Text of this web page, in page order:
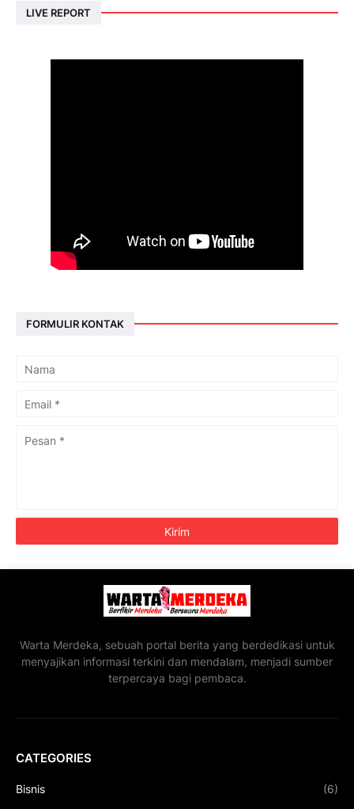
LIVE REPORT
FORMULIR KONTAK
Warta Merdeka, sebuah portal berita yang berdedikasi untuk
menyajikan informasi terkini dan mendalam, menjadi sumber
terpercaya bagi pembaca.
CATEGORIES
Bisnis (6)